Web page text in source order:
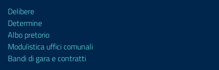
Delibere
Determine
Albo pretorio
Modulistica uffici comunali
Bandi di gara e contratti